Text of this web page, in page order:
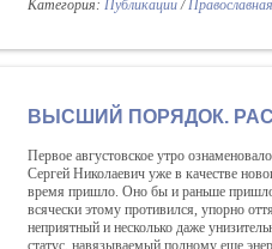
Категория: Публикации/
ВЫСШИЙ ПОРЯДОК.
Первое августовское утро
Сергей Николаевич уже в качестве
время пришло. Оно бы и раньше
всячески этому противился, упорно
неприятный и несколько даже
статус, навязываемый полному еще